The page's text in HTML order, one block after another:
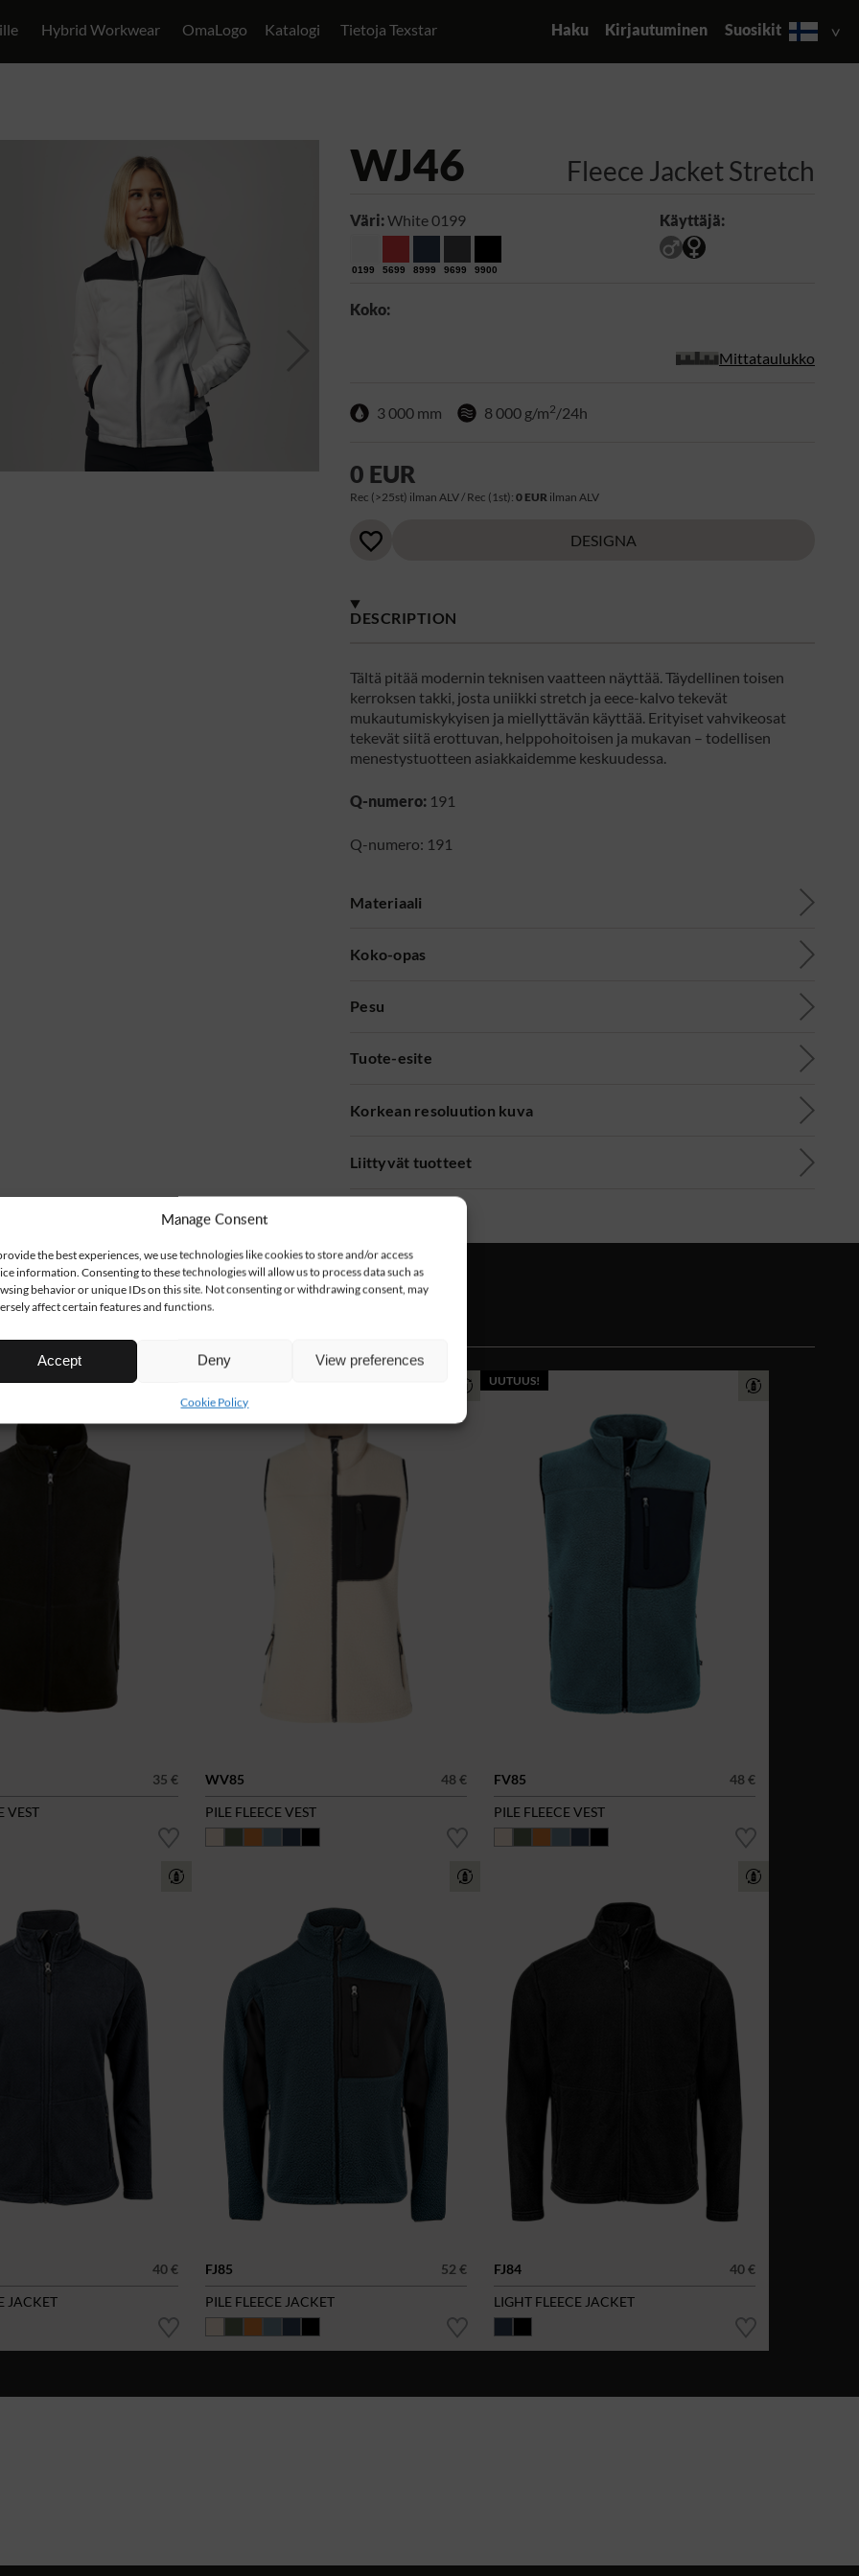
Manage Consent
the best experiences, we use technologies like cookies to store and/or access
information. Consenting to these technologies will allow us to process data such as
behavior or unique IDs on this site. Not consenting or withdrawing consent, may
affect certain features and functions.
Accept Deny View preferences
Cookie Policy
Hybrid Workwear OmaLogo Katalogi Tietoja Texstar Haku Kirjautuminen Suosikit
WJ46 Fleece Jacket Stretch
Väri:White 0199
0199 5699 8999 9699 9900
Käyttäjä:
Koko:
Mittataulukko
3 000 mm 8 000 g/m2/24h
0 EUR
Rec (>25st) ilman ALV / Rec (1st):0 EUR ilman ALV
DESIGNA
DESCRIPTION
Tältä pitää modernin teknisen vaatteen näyttää. Täydellinen toisen
kerroksen takki, josta uniikki stretch ja eece-kalvo tekevät
mukautumiskykyisen ja miellyttävän käyttää. Erityiset vahvikeosat
tekevät siitä erottuvan, helppohoitoisen ja mukavan – todellisen
menestystuotteen asiakkaidemme keskuudessa.
Q-numero: 191
Q-numero: 191
Materiaali
Koko-opas
Pesu
Tuote-esite
Korkean resoluution kuva
Liittyvät tuotteet
35 €
VEST
WV85
48 €
PILE FLEECE VEST
UUTUUS!
FV85
48 €
PILE FLEECE VEST
40 €
JACKET
FJ85
52 €
PILE FLEECE JACKET
FJ84
40 €
LIGHT FLEECE JACKET